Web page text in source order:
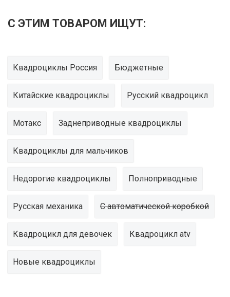
Квадроциклы 800 Легкие
Мощные На бензине Новые
Русская Механика
С ЭТИМ ТОВАРОМ ИЩУТ:
Квадроциклы Россия Бюджетные
Китайские квадроциклы Русский квадроцикл
Мотакс Заднеприводные квадроциклы
Квадроциклы для мальчиков
Недорогие квадроциклы Полноприводные
Русская механика С автоматической коробкой
Квадроцикл для девочек Квадроцикл atv
Новые квадроциклы